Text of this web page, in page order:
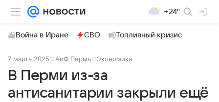
+24°
Война в Иране СВО Топливный кризис
7 марта 2025 АиФ Пермь Экономика
В Перми из-за
антисанитарии закрыли ещё